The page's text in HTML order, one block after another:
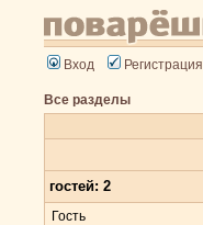
Вход Регистрация
Все разделы
гостей: 2
Гость